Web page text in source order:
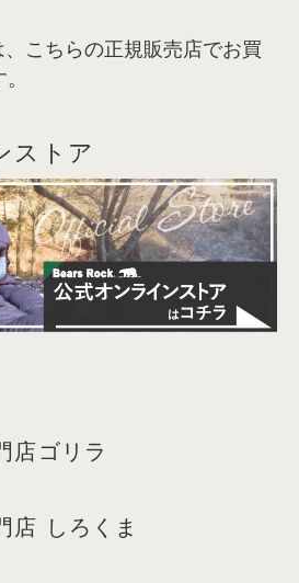
こちらの正規販売店でお買
ストア
店ゴリラ
店 しろくま